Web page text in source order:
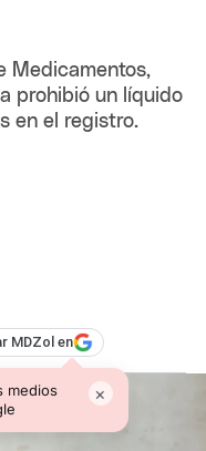
Medicamentos,
prohibió un líquido
en el registro.
MDZol en
medios
×